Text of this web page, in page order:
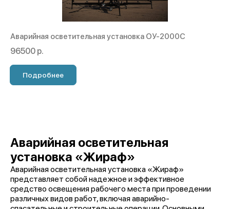
Аварийная осветительная установка ОУ-2000С
96500 р.
Подробнее
Аварийная осветительная
установка «Жираф»
Аварийная осветительная установка «Жираф»
представляет собой надежное и эффективное
средство освещения рабочего места при проведении
различных видов работ, включая аварийно-